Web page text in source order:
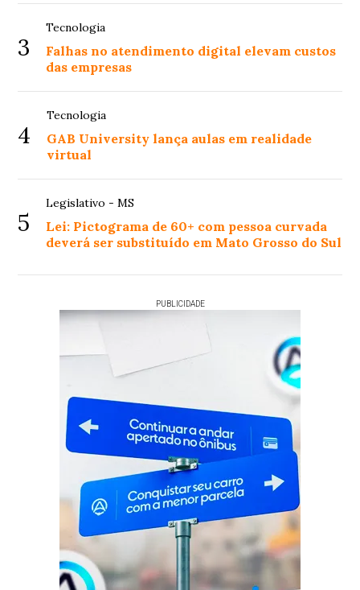
3
Tecnologia
Falhas no atendimento digital elevam custos
das empresas
4
Tecnologia
GAB University lança aulas em realidade
virtual
5
Legislativo - MS
Lei: Pictograma de 60+ com pessoa curvada
deverá ser substituído em Mato Grosso do Sul
PUBLICIDADE